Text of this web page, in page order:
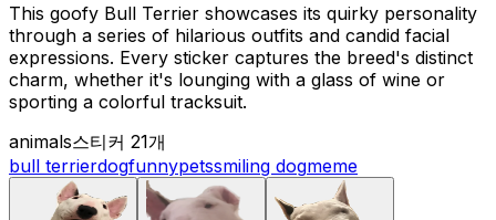
This goofy Bull Terrier showcases its quirky personality
through a series of hilarious outfits and candid facial
expressions. Every sticker captures the breed's distinct
charm, whether it's lounging with a glass of wine or
sporting a colorful tracksuit.
animals스티커 21개
bull terrierdogfunnypetssmiling dogmeme